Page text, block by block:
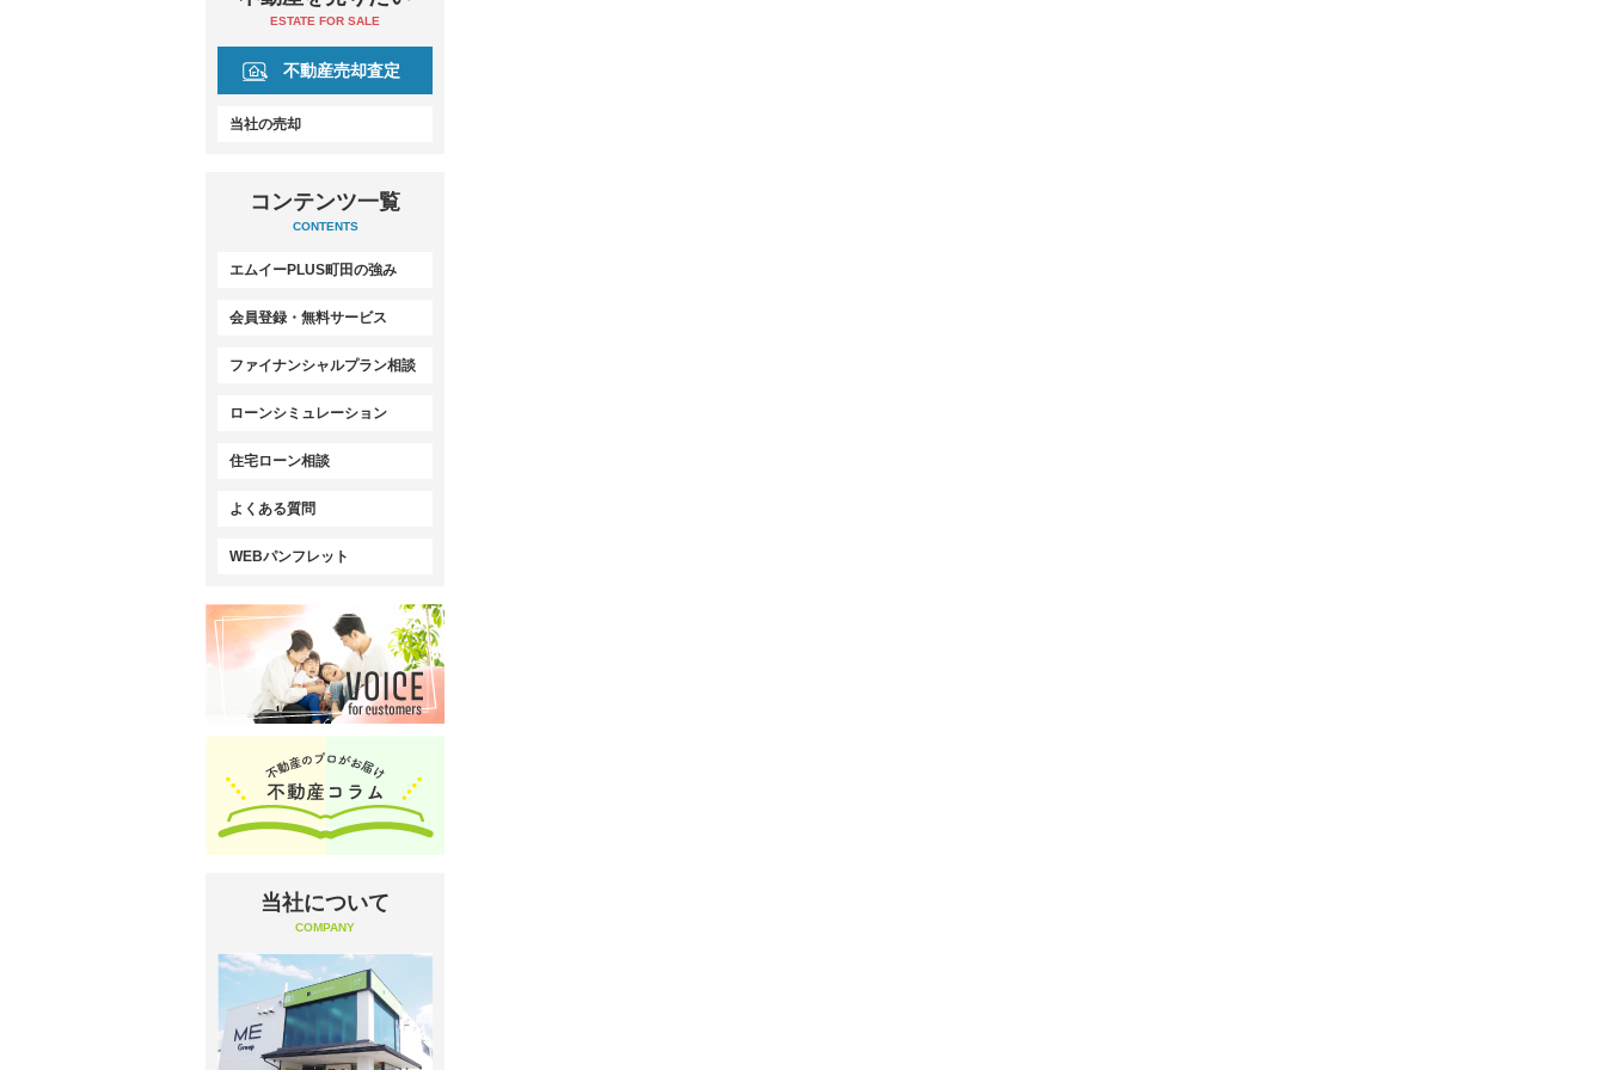
ESTATE FOR SALE
不動産売却査定
当社の売却
コンテンツ一覧
CONTENTS
エムイーPLUS町田の強み
会員登録・無料サービス
ファイナンシャルプラン相談
ローンシミュレーション
住宅ローン相談
よくある質問
WEBパンフレット
当社について
COMPANY